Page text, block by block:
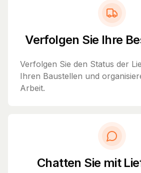
Verfolgen Sie Ihre
Verfolgen Sie den Status der
Ihren Baustellen und
Arbeit.
Chatten Sie mit